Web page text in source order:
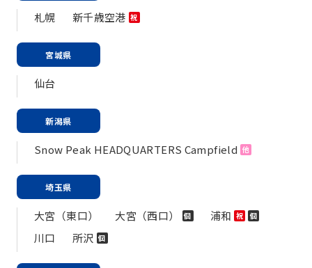
札幌 新千歳空港 祝
宮城県
仙台
新潟県
Snow Peak HEADQUARTERS Campfield 他
埼玉県
大宮（東口） 大宮（西口） 個 浦和 祝 個
川口 所沢 個